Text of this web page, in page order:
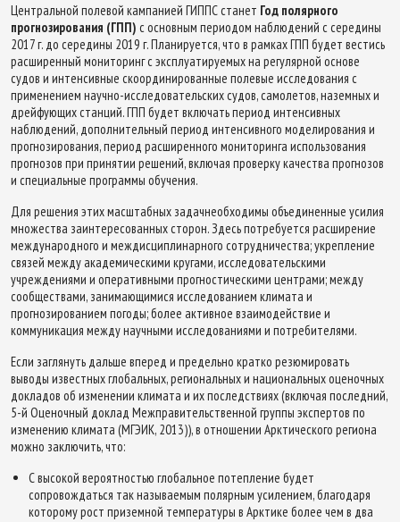
Центральной полевой кампанией ГИППС станет Год полярного
прогнозирования (ГПП) с основным периодом наблюдений с середины
2017 г. до середины 2019 г. Планируется, что в рамках ГПП будет вестись
расширенный мониторинг с эксплуатируемых на регулярной основе
судов и интенсивные скоординированные полевые исследования с
применением научно-исследовательских судов, самолетов, наземных и
дрейфующих станций. ГПП будет включать период интенсивных
наблюдений, дополнительный период интенсивного моделирования и
прогнозирования, период расширенного мониторинга использования
прогнозов при принятии решений, включая проверку качества прогнозов
и специальные программы обучения.
Для решения этих масштабных задачнеобходимы объединенные усилия
множества заинтересованных сторон. Здесь потребуется расширение
международного и междисциплинарного сотрудничества; укрепление
связей между академическими кругами, исследовательскими
учреждениями и оперативными прогностическими центрами; между
сообществами, занимающимися исследованием климата и
прогнозированием погоды; более активное взаимодействие и
коммуникация между научными исследованиями и потребителями.
Если заглянуть дальше вперед и предельно кратко резюмировать
выводы известных глобальных, региональных и национальных оценочных
докладов об изменении климата и их последствиях (включая последний,
5-й Оценочный доклад Межправительственной группы экспертов по
изменению климата (МГЭИК, 2013)), в отношении Арктического региона
можно заключить, что:
C высокой вероятностью глобальное потепление будет
сопровождаться так называемым полярным усилением, благодаря
которому рост приземной температуры в Арктике более чем в два